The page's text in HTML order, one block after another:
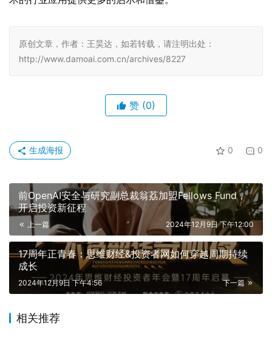
原创文章，作者：王昊达，如若转载，请注明出处：
http://www.damoai.com.cn/archives/8227
赞 (0)
0 0
生成海报
前OpenAI安全与研究副总裁翁荔加盟Fellows Fund，
开启投资新征程
上一篇 2024年12月9日 下午12:00
17周年正青春：思维财经&投资者网如何穿越周期持续
成长
下一篇
2024年12月9日 下午4:56
相关推荐